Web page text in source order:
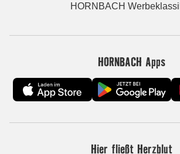
HORNBACH
HORNBACH Apps
Hier fließt Herzblut